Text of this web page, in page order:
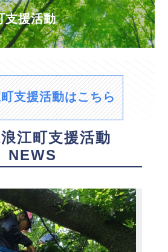
支援活動
支援活動はこちら
江町支援活動
NEWS